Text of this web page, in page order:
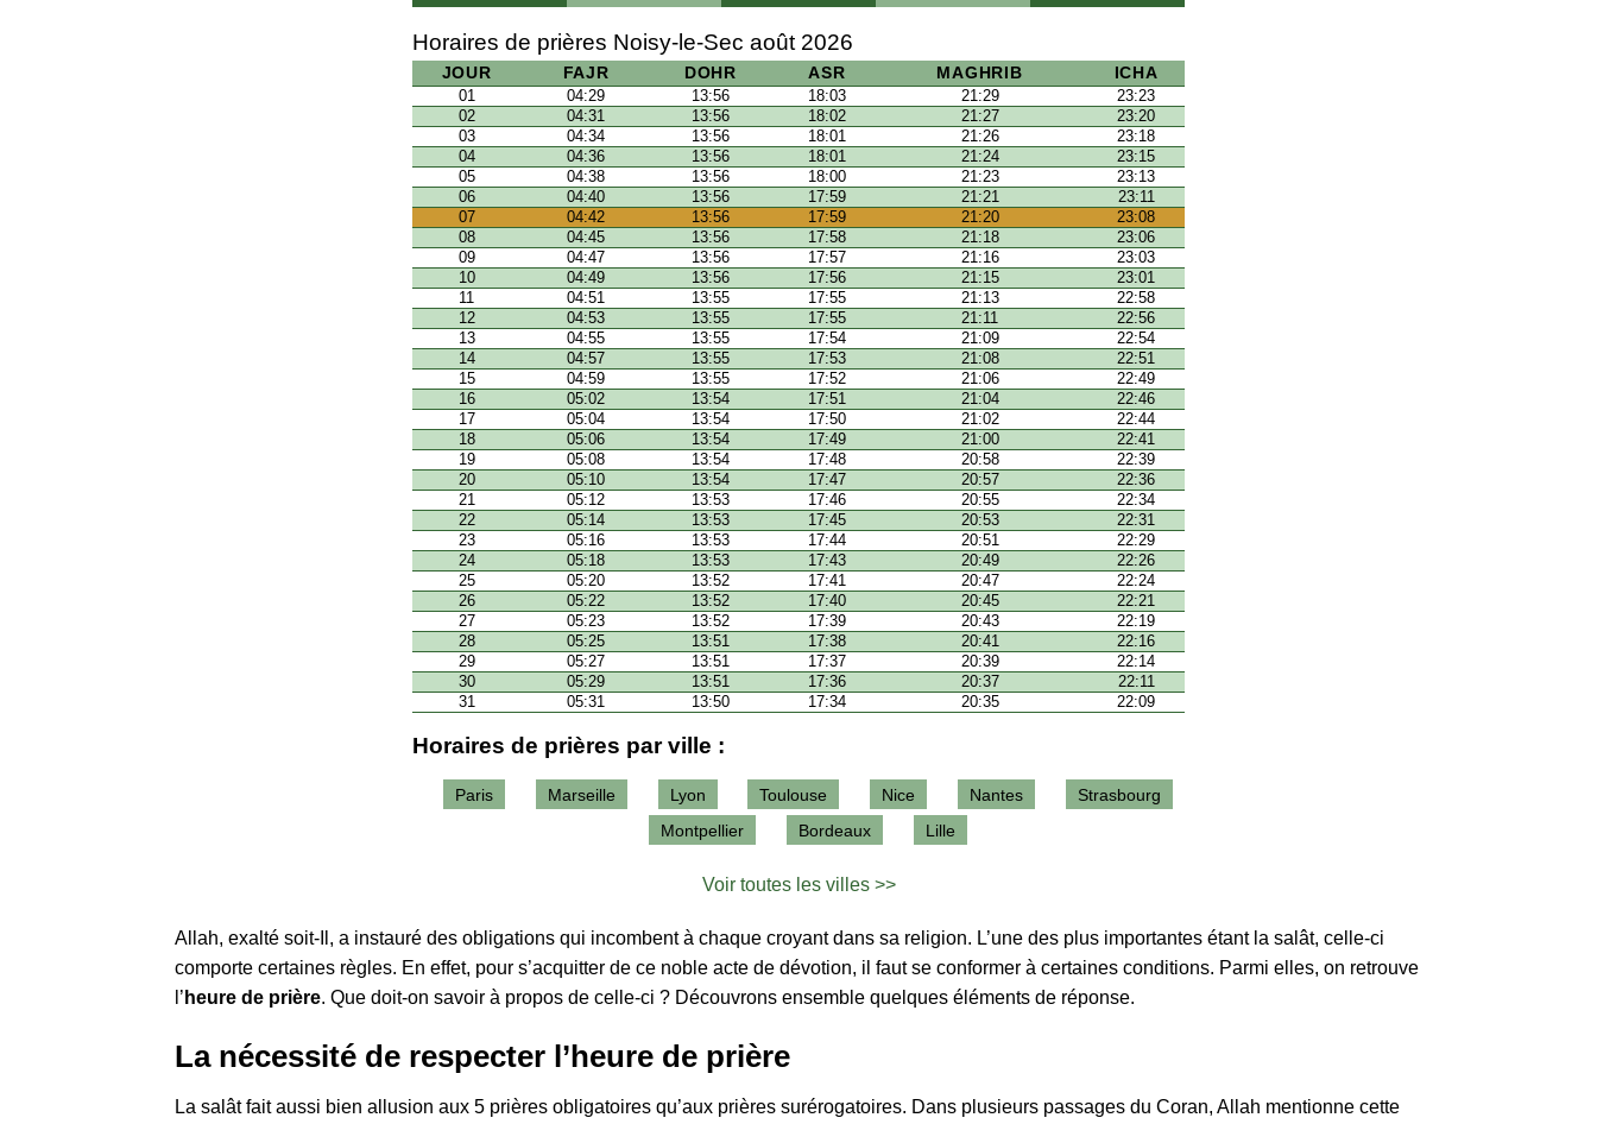
Horaires de prières Noisy-le-Sec août 2026
JOUR FAJR DOHR ASR MAGHRIB ICHA
01 04:29 13:56 18:03 21:29
23:23
02
04:31 13:56 18:02 21:27
23:20
03
04:34 13:56 18:01 21:26
23:18
04
04:36 13:56 18:01 21:24
23:15
05
04:38 13:56 18:00 21:23
23:13
06
04:40 13:56 17:59 21:21
23:11
07
04:42 13:56 17:59 21:20
23:08
08
04:45 13:56 17:58 21:18
23:06
09
04:47 13:56 17:57 21:16
23:03
10
04:49 13:56 17:56 21:15
23:01
11
04:51 13:55 17:55 21:13
22:58
12
04:53 13:55 17:55 21:11
22:56
13
04:55 13:55 17:54 21:09
22:54
14
04:57 13:55 17:53 21:08
22:51
15
04:59 13:55 17:52 21:06
22:49
16
05:02 13:54 17:51 21:04
22:46
17
05:04 13:54 17:50 21:02
22:44
18
05:06 13:54 17:49 21:00
22:41
19
05:08 13:54 17:48 20:58
22:39
20
05:10 13:54 17:47 20:57
22:36
21
05:12 13:53 17:46 20:55
22:34
22
05:14 13:53 17:45 20:53
22:31
23
05:16 13:53 17:44 20:51
22:29
24
05:18 13:53 17:43 20:49
22:26
25
05:20 13:52 17:41 20:47
22:24
26
05:22 13:52 17:40 20:45
22:21
27
05:23 13:52 17:39 20:43
22:19
28
05:25 13:51 17:38 20:41
22:16
29
05:27 13:51 17:37 20:39
22:14
30
05:29 13:51 17:36 20:37
22:11
31
05:31 13:50 17:34 20:35 22:09
Horaires de prières par ville :
Paris Marseille Lyon Toulouse Nice Nantes
Strasbourg
Montpellier
Bordeaux Lille
Voir toutes les villes >>
Allah, exalté soit-Il, a instauré des obligations qui incombent à chaque croyant dans sa religion. L’une des plus importantes étant la salât, celle-ci
comporte certaines règles. En effet, pour s’acquitter de ce noble acte de dévotion, il faut se conformer à certaines conditions. Parmi elles, on retrouve
l’ heure de prière. Que doit-on savoir à propos de celle-ci ? Découvrons ensemble quelques éléments de réponse.
La nécessité de respecter l’heure de prière
La salât fait aussi bien allusion aux 5 prières obligatoires qu’aux prières surérogatoires. Dans plusieurs passages du Coran, Allah mentionne cette